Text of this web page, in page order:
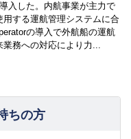
入した。内航事業が主力で
する運航管理システムに合
の導入で外航船の運航
務への対応により力...
ちの方